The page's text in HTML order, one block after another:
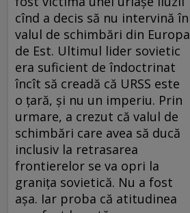
cînd a decis să nu intervină în
valul de schimbări din Europa
de Est. Ultimul lider sovietic
era suficient de îndoctrinat
încît să creadă că URSS este
o ţară, şi nu un imperiu. Prin
urmare, a crezut că valul de
schimbări care avea să ducă
inclusiv la retrasarea
frontierelor se va opri la
graniţa sovietică. Nu a fost
aşa. Iar proba că atitudinea